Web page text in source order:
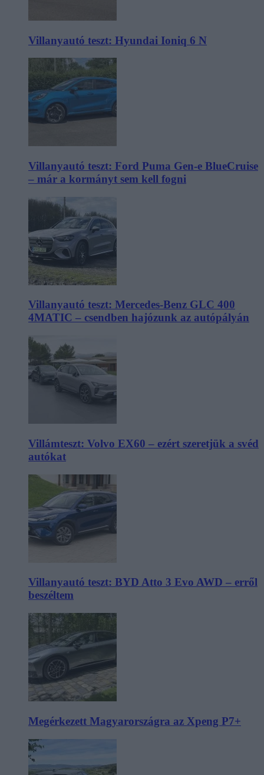
Villanyautó teszt: Hyundai Ioniq 6 N
Villanyautó teszt: Ford Puma Gen-e BlueCruise
– már a kormányt sem kell fogni
Villanyautó teszt: Mercedes-Benz GLC 400
4MATIC – csendben hajózunk az autópályán
Villámteszt: Volvo EX60 – ezért szeretjük a svéd
autókat
Villanyautó teszt: BYD Atto 3 Evo AWD – erről
beszéltem
Megérkezett Magyarországra az Xpeng P7+